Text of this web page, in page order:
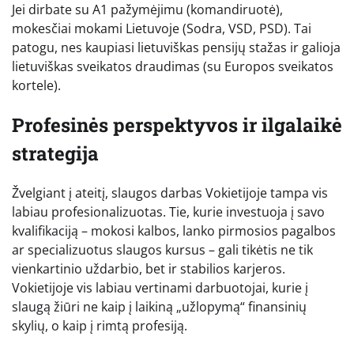
Jei dirbate su A1 pažymėjimu (komandiruotė),
mokesčiai mokami Lietuvoje (Sodra, VSD, PSD). Tai
patogu, nes kaupiasi lietuviškas pensijų stažas ir galioja
lietuviškas sveikatos draudimas (su Europos sveikatos
kortele).
Profesinės perspektyvos ir ilgalaikė
strategija
Žvelgiant į ateitį, slaugos darbas Vokietijoje tampa vis
labiau profesionalizuotas. Tie, kurie investuoja į savo
kvalifikaciją – mokosi kalbos, lanko pirmosios pagalbos
ar specializuotus slaugos kursus – gali tikėtis ne tik
vienkartinio uždarbio, bet ir stabilios karjeros.
Vokietijoje vis labiau vertinami darbuotojai, kurie į
slaugą žiūri ne kaip į laikiną „užlopymą“ finansinių
skylių, o kaip į rimtą profesiją.